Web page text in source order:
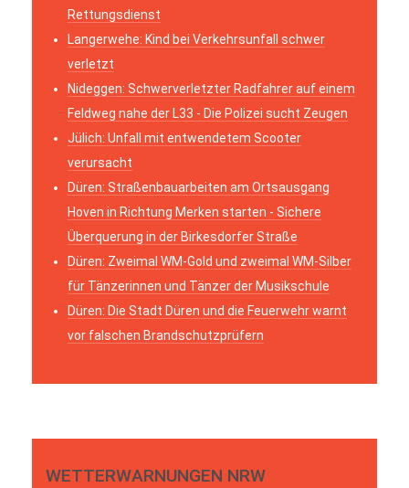
Rettungsdienst
Langerwehe: Kind bei Verkehrsunfall schwer
verletzt
Nideggen: Schwerverletzter Radfahrer auf einem
Feldweg nahe der L33 - Die Polizei sucht Zeugen
Jülich: Unfall mit entwendetem Scooter
verursacht
Düren: Straßenbauarbeiten am Ortsausgang
Hoven in Richtung Merken starten - Sichere
Überquerung in der Birkesdorfer Straße
Düren: Zweimal WM-Gold und zweimal WM-Silber
für Tänzerinnen und Tänzer der Musikschule
Düren: Die Stadt Düren und die Feuerwehr warnt
vor falschen Brandschutzprüfern
WETTERWARNUNGEN NRW